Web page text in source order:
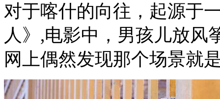
对于喀什的向往，起源于
人》,电影中，男孩儿放风
网上偶然发现那个场景就